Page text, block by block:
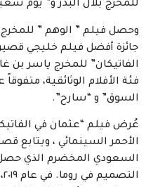
للمخرج بلال البدر و” يوم
وحصل فيلم ” الوهم ”
جائزة أفضل فيلم خليجي
الفاتيكان” للمخرج ياسر بن
فئة الأفلام الوثائقية،
السوق” و “سارح”.
عُرض فيلم “عثمان في
الأحمر السينمائي ، ويتابع
السعودي المخضرم الذي